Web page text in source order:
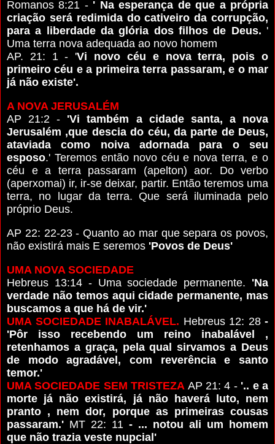
Romanos 8:21 - ' Na esperança de que a própria
criação será redimida do cativeiro da corrupção,
para a liberdade da glória dos filhos de Deus. '
Uma terra nova adequada ao novo homem
AP. 21: 1 - 'Vi novo céu e nova terra, pois o
primeiro céu e a primeira terra passaram, e o mar
já não existe'.
A NOVA JERUSALÉM
AP 21:2 - 'Vi também a cidade santa, a nova
Jerusalém ,que descia do céu, da parte de Deus,
ataviada como noiva adornada para o seu
esposo.' Teremos então novo céu e nova terra, e o
céu e a terra passaram (apelton) aor. Do verbo
(aperxomai) ir, ir-se deixar, partir. Então teremos uma
terra, no lugar da terra. Que será iluminada pelo
próprio Deus.
AP 22: 22-23 - Quanto ao mar que separa os povos,
não existirá mais E seremos 'Povos de Deus'
UMA NOVA SOCIEDADE
Hebreus 13:14 - Uma sociedade permanente. 'Na
verdade não temos aqui cidade permanente, mas
buscamos a que há de vir.'
UMA SOCIEDADE INABALÁVEL. Hebreus 12: 28 -
'Pôr isso recebendo um reino inabalável ,
retenhamos a graça, pela qual sirvamos a Deus
de modo agradável, com reverência e santo
temor.'
UMA SOCIEDADE SEM TRISTEZA AP 21: 4 - '.. e a
morte já não existirá, já não haverá luto, nem
pranto , nem dor, porque as primeiras cousas
passaram.' MT 22: 11 - ... notou ali um homem
que não trazia veste nupcial'